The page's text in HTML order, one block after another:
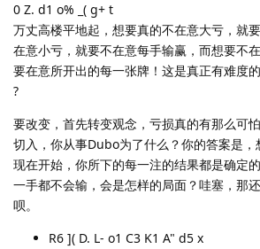
0 Z. d1 o% _( g+ t
万丈高楼平地起，想要真的不在意大亏，就
在意小亏，就要不在意每手输赢，而想要不
要在意所开出的每一张牌！这是真正有难度
?
要改变，首先转变观念，亏损真的有那么可
切入，你从事Dubo为了什么？你的答案是，
现在开始，你所下的每一注的结果都是确定
一手都不会输，会是怎样的局面？哇塞，那
呗。
R6 ]( D. L- o1 C3 K1 A" d5 x